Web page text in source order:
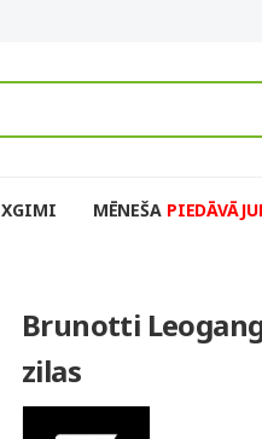
XGIMI MĒNEŠA
Brunotti
zilas